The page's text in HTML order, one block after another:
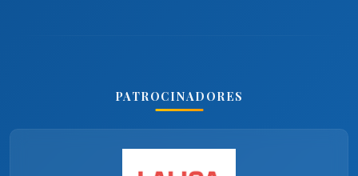
PATROCINADORES